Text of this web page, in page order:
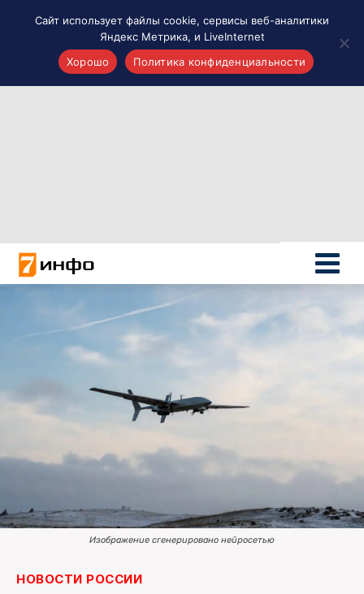
Новости России
Политика
Новости мира
Все материалы 7инфо
О НАС
ПОИСК ПО САЙТУ
Изображение сгенерировано нейросетью
НОВОСТИ РОССИИ
Сайт использует файлы cookie, сервисы веб-аналитики
Яндекс Метрика, и LiveInternet
Хорошо
Политика конфиденциальности